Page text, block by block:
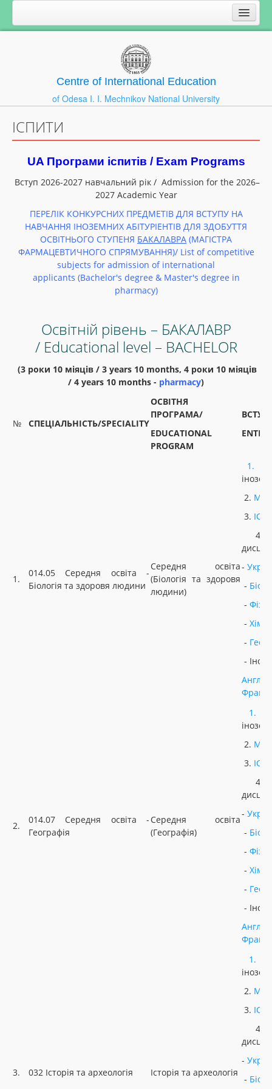
Centre of International Education
of Odesa I. I. Mechnikov National University
ІСПИТИ
UA Програми іспитів / Exam Programs
Вступ 2026-2027 навчальний рік / Admission for the 2026–
2027 Academic Year
ПЕРЕЛІК КОНКУРСНИХ ПРЕДМЕТІВ ДЛЯ ВСТУПУ НА
НАВЧАННЯ ІНОЗЕМНИХ АБІТУРІЕНТІВ ДЛЯ ЗДОБУТТЯ
ОСВІТНЬОГО СТУПЕНЯ БАКАЛАВРА (МАГІСТРА
ФАРМАЦЕВТИЧНОГО СПРЯМУВАННЯ)/ List of сompetitive
subjects for admission of international
applicants (Bachelor's degree & Master's degree in
pharmacy)
Освітній рівень – БАКАЛАВР
/ Educational level – BACHELOR
(3 роки 10 міяців / 3 years 10 months, 4 роки 10 міяців
/ 4 years 10 months - pharmacy)
№ СПЕЦІАЛЬНІСТЬ/SPECIALITY
ОСВІТНЯ
ПРОГРАМА/
EDUCATIONAL
PROGRAM
1.
014.05 Середня освіта -
Біологія та здоровя людини
Середня освіта
(Біологія та здоровя
людини)
1.
2.
3.
4.
-
-
-
- Хімія
-
-
2.
014.07 Середня освіта -
Географія
Середня освіта
(Географія)
1.
2.
3.
4.
-
-
-
- Хімія
-
-
3. 032 Історія та археологія Історія та археологія
1.
2.
3.
4.
-
-